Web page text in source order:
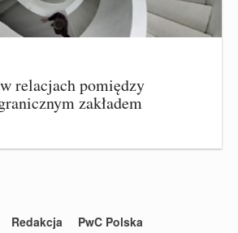
relacjach pomiędzy
zakładem
Redakcja PwC Polska